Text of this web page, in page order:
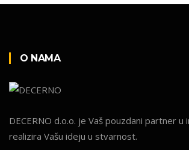
O NAMA
DECERNO d.o.o. je Vaš pouzdani partner
realizira Vašu ideju u stvarnost.